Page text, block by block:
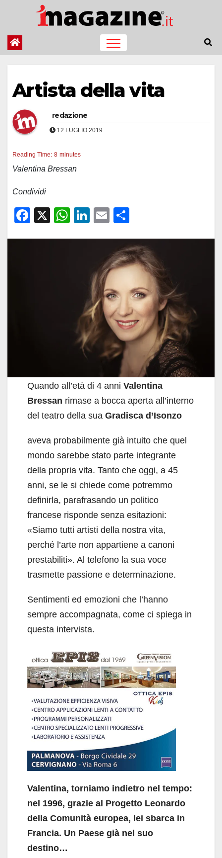
contenuto
Artista della vita
redazione
12 LUGLIO 2019
Reading Time: 8 minutes
Valentina Bressan
Condividi
F
X
W
Li
dI
n
E
ail n
di
di
Quando all’età di 4 anni Valentina
Bressan rimase a bocca aperta all’interno
del teatro della sua Gradisca d’Isonzo
aveva probabilmente già intuito che quel
mondo sarebbe stato parte integrante
della propria vita. Tanto che oggi, a 45
anni, se le si chiede come potremmo
definirla, parafrasando un politico
francese risponde senza esitazioni:
«Siamo tutti artisti della nostra vita,
perché l’arte non appartiene a canoni
prestabiliti». Al telefono la sua voce
trasmette passione e determinazione.
Sentimenti ed emozioni che l’hanno
sempre accompagnata, come ci spiega in
questa intervista.
Valentina, torniamo indietro nel tempo:
nel 1996, grazie al Progetto Leonardo
della Comunità europea, lei sbarca in
Francia. Un Paese già nel suo
destino…